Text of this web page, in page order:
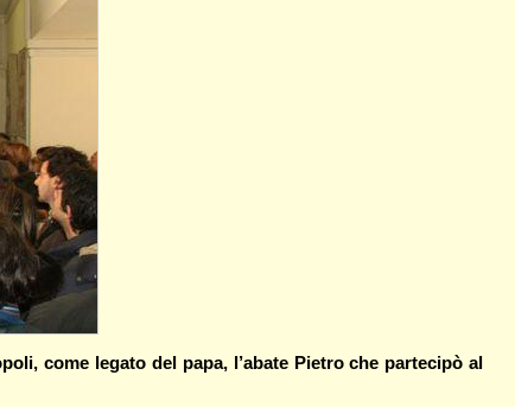
come legato del papa, l’abate Pietro che partecipò al